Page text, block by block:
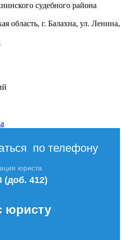
судебного района
область, г. Балахна, ул. Ленина,